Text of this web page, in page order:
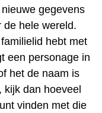
gegevens
de hele wereld.
hebt met
een personage in
het de naam is
dan hoeveel
vinden met die